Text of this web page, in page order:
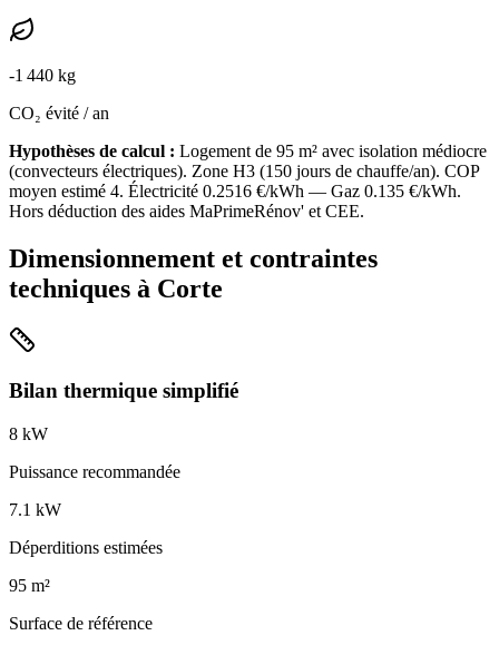
-1 440 kg
CO₂ évité / an
Hypothèses de calcul : Logement de 95 m² avec isolation médiocre
(convecteurs électriques). Zone H3 (150 jours de chauffe/an). COP
moyen estimé 4. Électricité 0.2516 €/kWh — Gaz 0.135 €/kWh.
Hors déduction des aides MaPrimeRénov' et CEE.
Dimensionnement et contraintes
techniques à Corte
Bilan thermique simplifié
8 kW
Puissance recommandée
7.1 kW
Déperditions estimées
95 m²
Surface de référence